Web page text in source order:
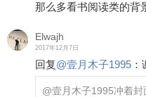
那么多看书阅读类的背
Elwajh
2017年12月7日
回复@壹月木子1995 ：
@壹月木子1995冲着封